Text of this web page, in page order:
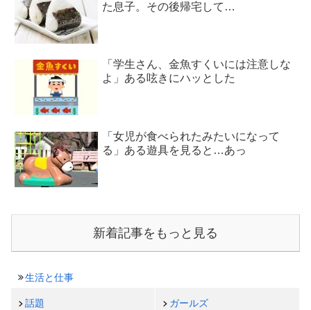
た息子。その後帰宅して…
「学生さん、金魚すくいには注意しな
よ」ある呟きにハッとした
「女児が食べられたみたいになって
る」ある遊具を見ると…あっ
新着記事をもっと見る
生活と仕事
話題 ガールズ